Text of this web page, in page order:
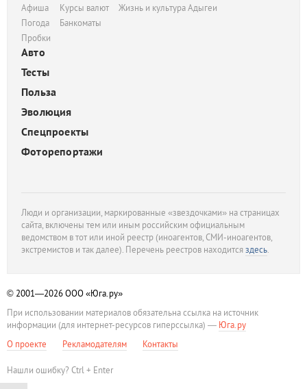
Афиша
Погода
Пробки
Курсы валют
Банкоматы
Жизнь и культура Адыгеи
Авто
Тесты
Польза
Эволюция
Спецпроекты
Фоторепортажи
Люди и организации, маркированные «звездочками» на страницах
сайта, включены тем или иным российским официальным
ведомством в тот или иной реестр (иноагентов, СМИ-иноагентов,
экстремистов и так далее). Перечень реестров находитсяздесь.
© 2001—2026ООО «Юга.ру»
При использовании материалов обязательна ссылка на источник
информации (для интернет-ресурсов гиперссылка) — Юга.ру
О проекте
Рекламодателям Контакты
Нашли ошибку? Ctrl + Enter